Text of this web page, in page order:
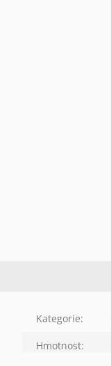
Kategorie:
Hmotnost: